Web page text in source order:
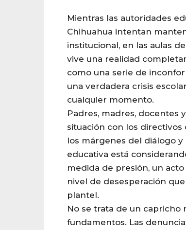
Mientras las autoridades
Chihuahua intentan
institucional, en las aulas
vive una realidad
como una serie de
una verdadera crisis
cualquier momento.
Padres, madres, docentes
situación con los
los márgenes del diálogo y
educativa está
medida de presión, un
nivel de desesperación
plantel.
No se trata de un capricho
fundamentos. Las